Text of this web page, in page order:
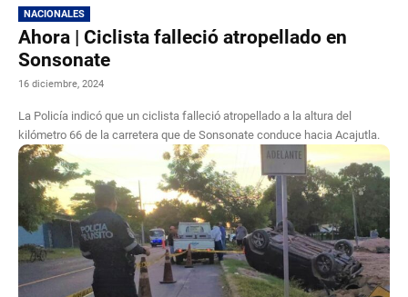
NACIONALES
Ahora | Ciclista falleció atropellado en
Sonsonate
16 diciembre, 2024
La Policía indicó que un ciclista falleció atropellado a la altura del
kilómetro 66 de la carretera que de Sonsonate conduce hacia Acajutla.